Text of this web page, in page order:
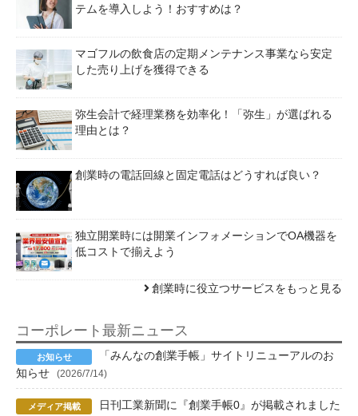
テムを導入しよう！おすすめは？
マゴフルの飲食店の定期メンテナンス事業なら安定
した売り上げを獲得できる
弥生会計で経理業務を効率化！「弥生」が選ばれる
理由とは？
創業時の電話回線と固定電話はどうすれば良い？
独立開業時には開業インフォメーションでOA機器を
低コストで揃えよう
創業時に役立つサービスをもっと見る
コーポレート最新ニュース
「みんなの創業手帳」サイトリニューアルのお
知らせ
(2026/7/14)
日刊工業新聞に『創業手帳0』が掲載されました